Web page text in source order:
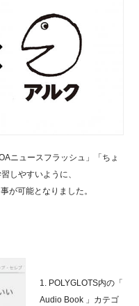
ニュースフラッシュ」「ちょ
しやすいように、
が可能となりました。
1. POLYGLOTS内の「
Audio Book 」カテゴ